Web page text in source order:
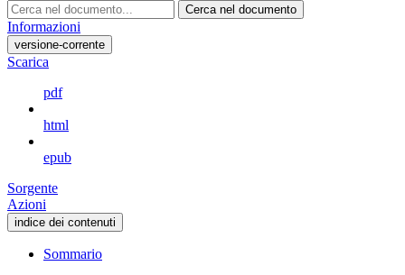
Cerca nel documento
Informazioni
versione-corrente
Scarica
pdf
html
epub
Sorgente
Azioni
indice dei contenuti
Sommario